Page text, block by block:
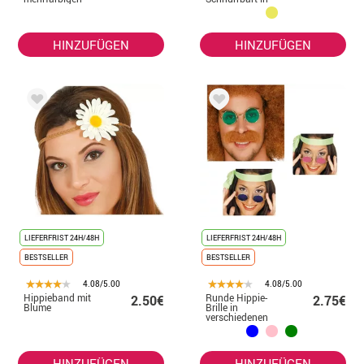
HINZUFÜGEN
verschiedenen
HINZUFÜGEN
LIEFERFRIST 24H/48H
BESTSELLER
4.08/5.00
Hippieband mit
Blume 2.50€
LIEFERFRIST 24H/48H
BESTSELLER
4.08/5.00
Runde Hippie-
Brille in
verschiedenen
Farben für
Erwachsene
2.75€